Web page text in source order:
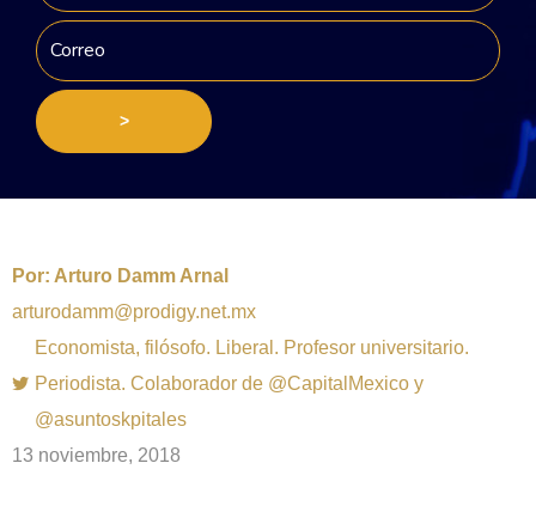
>
Por: Arturo Damm Arnal
arturodamm@prodigy.net.mx
Economista, filósofo. Liberal. Profesor universitario.
Periodista. Colaborador de @CapitalMexico y
@asuntoskpitales
13 noviembre, 2018